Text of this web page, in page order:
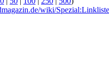
wiki/